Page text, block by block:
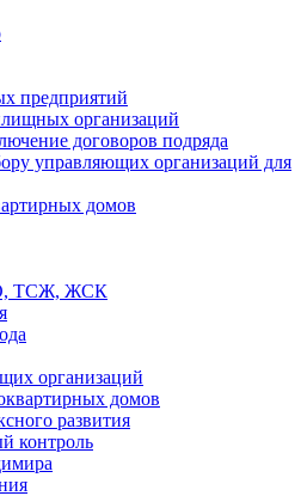
предприятий
организаций
договоров подряда
управляющих организаций для
домов
ТСЖ, ЖСК
организаций
домов
развития
контроль